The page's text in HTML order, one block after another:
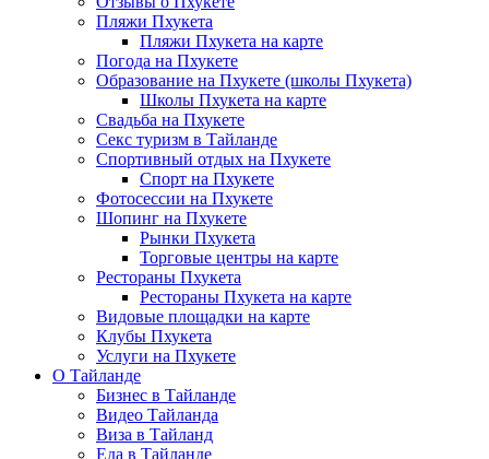
Пляжи Пхукета
Пляжи Пхукета на карте
Погода на Пхукете
Образование на Пхукете (школы Пхукета)
Школы Пхукета на карте
Свадьба на Пхукете
Секс туризм в Тайланде
Спортивный отдых на Пхукете
Спорт на Пхукете
Фотосессии на Пхукете
Шопинг на Пхукете
Рынки Пхукета
Торговые центры на карте
Рестораны Пхукета
Рестораны Пхукета на карте
Видовые площадки на карте
Клубы Пхукета
Услуги на Пхукете
О Тайланде
Бизнес в Тайланде
Видео Тайланда
Виза в Тайланд
Еда в Тайланде